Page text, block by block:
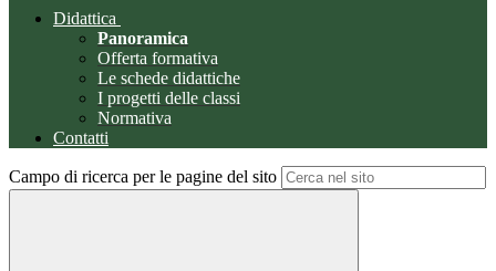
Didattica
Panoramica
Offerta formativa
Le schede didattiche
I progetti delle classi
Normativa
Contatti
Campo di ricerca per le pagine del sito